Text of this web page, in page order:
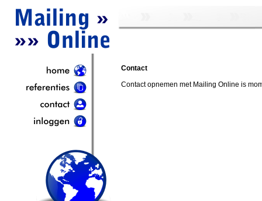
Contact
Contact opnemen met Mailing Online is